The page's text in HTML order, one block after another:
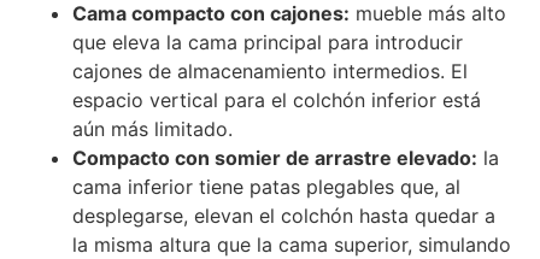
Cama compacto con cajones: mueble más alto
que eleva la cama principal para introducir
cajones de almacenamiento intermedios. El
espacio vertical para el colchón inferior está
aún más limitado.
Compacto con somier de arrastre elevado: la
cama inferior tiene patas plegables que, al
desplegarse, elevan el colchón hasta quedar a
la misma altura que la cama superior, simulando